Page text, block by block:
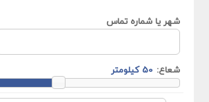
شهر یا شماره تماس
شعاع: